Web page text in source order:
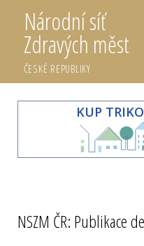
Národní síť
Zdravých měst
ČESKÉ REPUBLIKY
KUP
NSZM ČR: Publikace